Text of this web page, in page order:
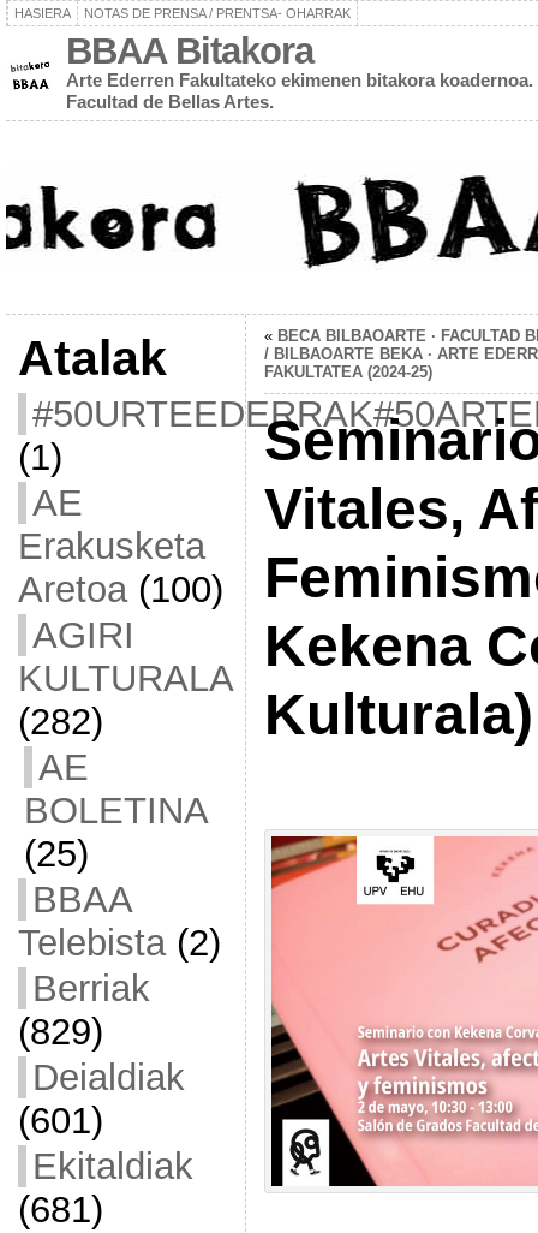
HASIERA NOTAS DE PRENSA / PRENTSA- OHARRAK
BBAA Bitakora
Arte Ederren Fakultateko ekimenen bitakora
Facultad de Bellas Artes.
Atalak
(1)
AE
Erakusketa
Aretoa(100)
AGIRI
KULTURALA
(282)
AE
BOLETINA
(25)
BBAA
Telebista(2)
Berriak
(829)
Deialdiak
(601)
Ekitaldiak
(681)
« BECA BILBAOARTE · FACULTAD
/ BILBAOARTE BEKA · ARTE
FAKULTATEA (2024-25)
Vitales,
Kekena
Kulturala)